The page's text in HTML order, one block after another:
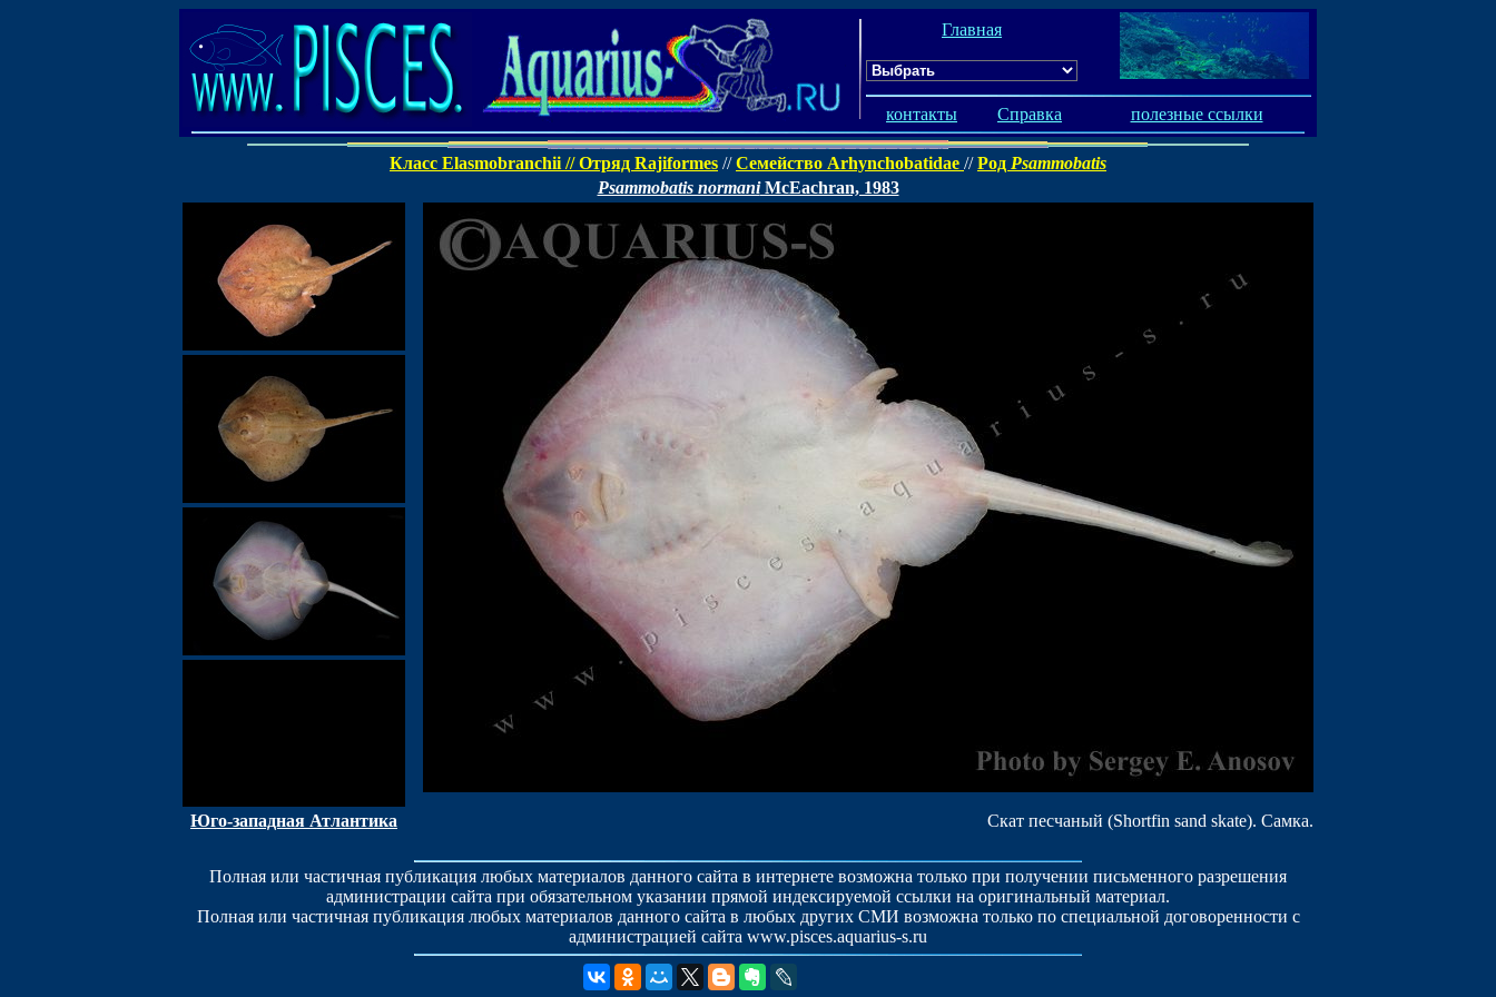
Главная
контакты Справка полезные ссылки
Класс Elasmobranchii // Отряд Rajiformes //Семейство Arhynchobatidae //Род Psammobatis
Psammobatis normaniMcEachran, 1983
Юго-западная Атлантика Скат песчаный (Shortfin sand skate). Самка.
Полная или частичная публикация любых материалов данного сайта в интернете возможна только при получении письменного разрешения
администрации сайта при обязательном указании прямой индексируемой ссылки на оригинальный материал.
Полная или частичная публикация любых материалов данного сайта в любых других СМИ возможна только по специальной договоренности с
администрацией сайта www.pisces.aquarius-s.ru